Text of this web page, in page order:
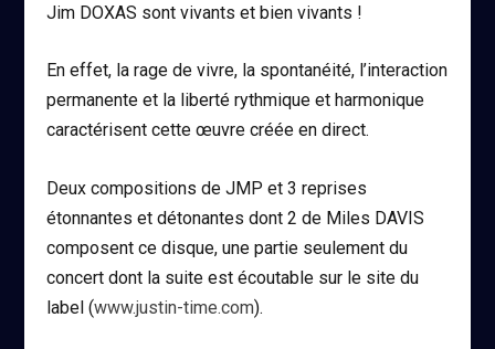
Jim DOXAS sont vivants et bien vivants !
En effet, la rage de vivre, la spontanéité, l’interaction
permanente et la liberté rythmique et harmonique
caractérisent cette œuvre créée en direct.
Deux compositions de JMP et 3 reprises
étonnantes et détonantes dont 2 de Miles DAVIS
composent ce disque, une partie seulement du
concert dont la suite est écoutable sur le site du
label (www.justin-time.com).